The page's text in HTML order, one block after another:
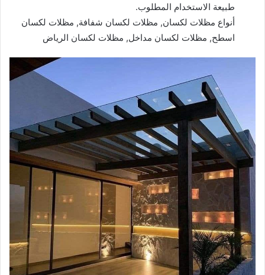
طبيعة الاستخدام المطلوب.
أنواع مظلات لكسان, مظلات لكسان شفافة, مظلات لكسان
اسطح, مظلات لكسان مداخل, مظلات لكسان الرياض